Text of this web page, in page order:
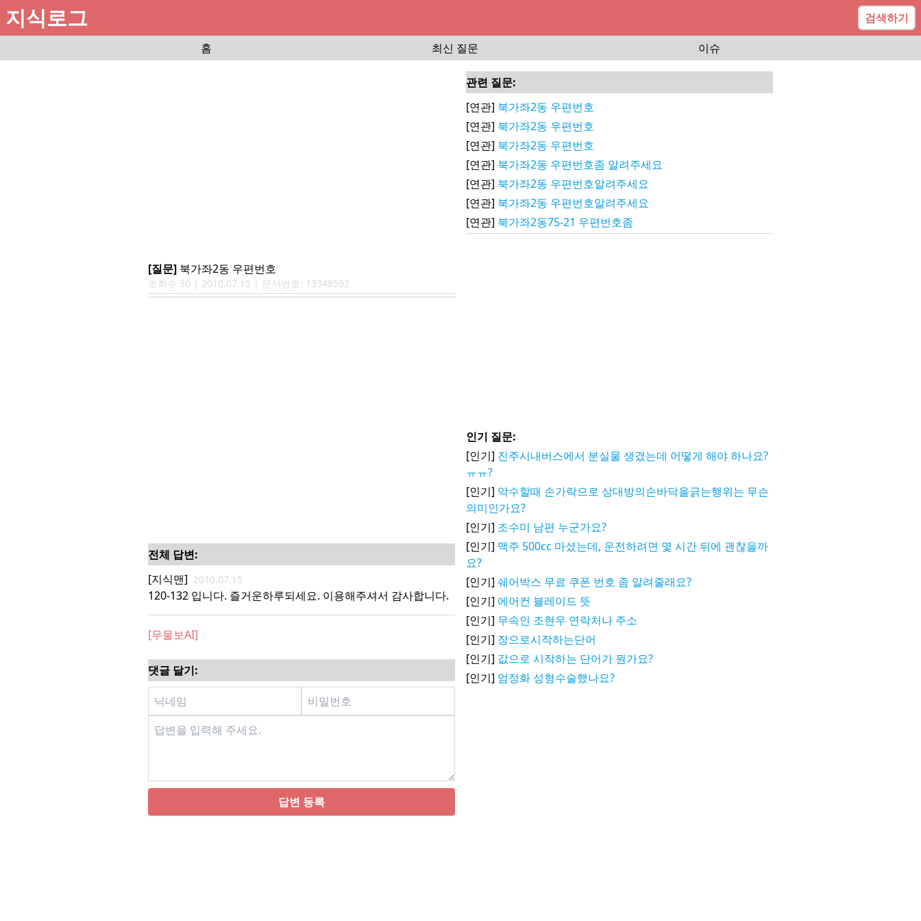
지식로그
검색하기
홈
최신 질문 이슈
[질문] 북가좌2동 우편번호
조회수 30 | 2010.07.15 | 문서번호: 13348592
전체 답변:
[지식맨] 2010.07.15
120-132 입니다. 즐거운하루되세요. 이용해주셔서 감사합니다.
[무물보AI]
댓글 달기:
답변 등록
관련 질문:
[연관] 북가좌2동 우편번호
[연관] 북가좌2동 우편번호
[연관] 북가좌2동 우편번호
[연관] 북가좌2동 우편번호좀 알려주세요
[연관] 북가좌2동 우편번호알려주세요
[연관] 북가좌2동 우편번호알려주세요
[연관] 북가좌2동75-21 우편번호좀
인기 질문:
[인기] 진주시내버스에서 분실물 생겼는데 어떻게 해야 하나요?
ㅠㅠ?
[인기] 악수할때 손가락으로 상대방의손바닥을긁는행위는 무슨
의미인가요?
[인기] 조수미 남편 누군가요?
[인기] 맥주 500cc 마셨는데, 운전하려면 몇 시간 뒤에 괜찮을까
요?
[인기] 쉐어박스 무료 쿠폰 번호 좀 알려줄래요?
[인기] 에어컨 블레이드 뜻
[인기] 무속인 조현우 연락처나 주소
[인기] 장으로시작하는단어
[인기] 값으로 시작하는 단어가 뭔가요?
[인기] 엄정화 성형수술했나요?